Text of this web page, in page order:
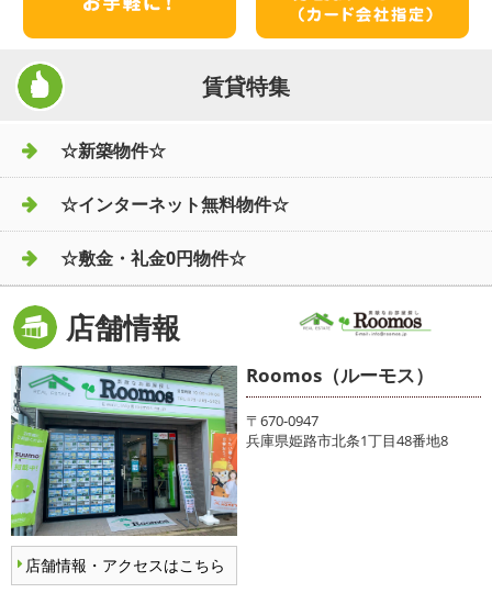
賃貸特集
☆新築物件☆
☆インターネット無料物件☆
☆敷金・礼金0円物件☆
店舗情報
店舗情報・アクセスはこちら
Roomos（ルーモス）
〒670-0947
兵庫県姫路市北条1丁目48番地8